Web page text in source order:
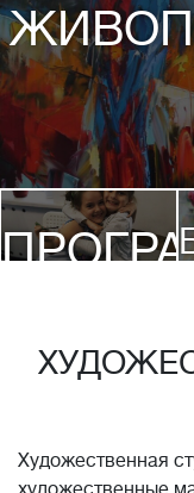
Художественная